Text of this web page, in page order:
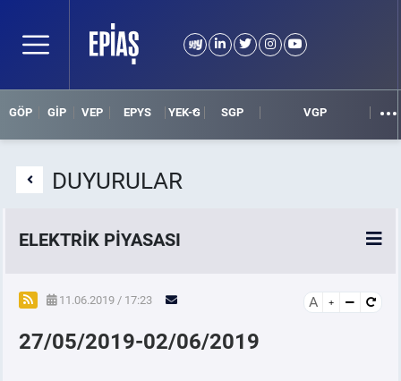
GÖP GİP VEP EPYS YEK-G SGP VGP
DUYURULAR
ELEKTRİK PİYASASI
SPOT ELEKTRİK PİYASALARI
ÖRNEK FİNANS BELGELERİ
11.06.2019 / 17:23 A
27/05/2019-02/06/2019